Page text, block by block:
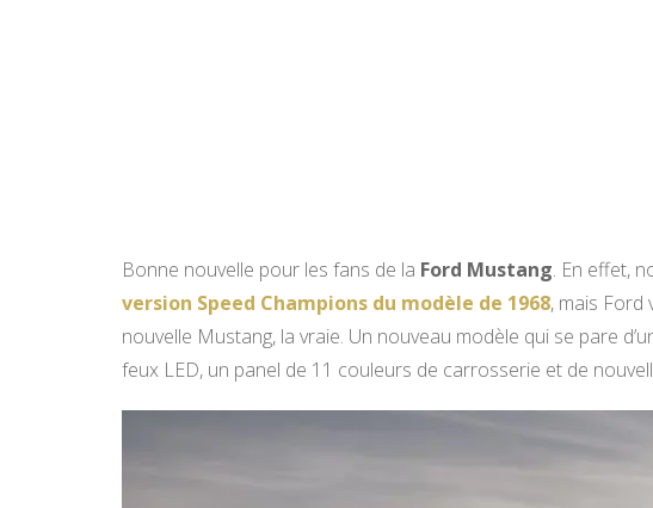
Bonne nouvelle pour les fans de la Ford Mustang. En effet,
version Speed Champions du modèle de 1968, mais Ford
nouvelle Mustang, la vraie. Un nouveau modèle qui se pare
feux LED, un panel de 11 couleurs de carrosserie et de